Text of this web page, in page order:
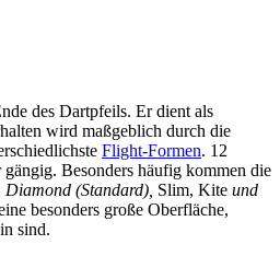
des Dartpfeils. Er dient als
wird maßgeblich durch die
Flight-Formen. 12
Besonders häufig kommen die
Diamond (Standard), Slim, Kite und
besonders große Oberfläche,
sind.